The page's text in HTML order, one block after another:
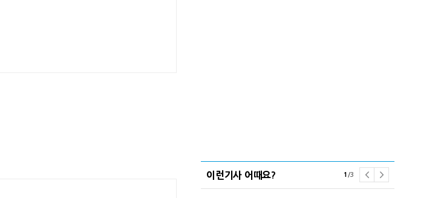
이런기사 어때요? 1 /3